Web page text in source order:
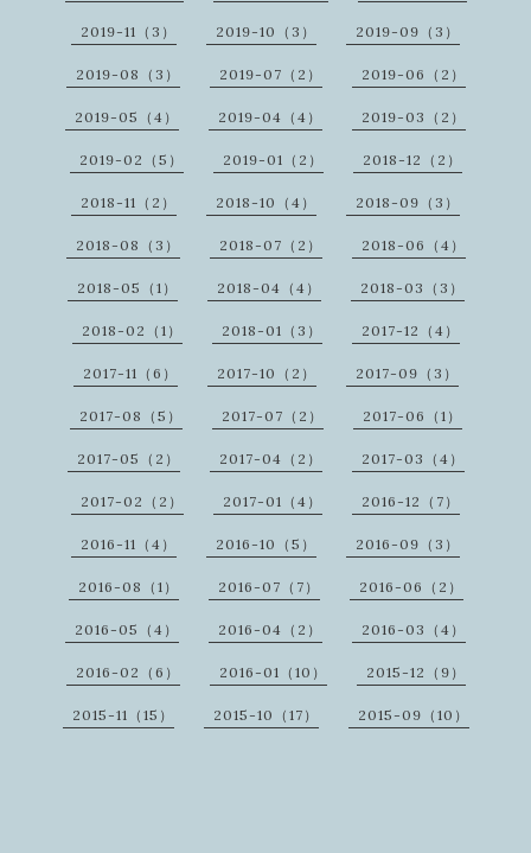
2019-11（3） 2019-10（3） 2019-09（3）
2019-08（3） 2019-07（2） 2019-06（2）
2019-05（4） 2019-04（4） 2019-03（2）
2019-02（5） 2019-01（2） 2018-12（2）
2018-11（2） 2018-10（4） 2018-09（3）
2018-08（3） 2018-07（2） 2018-06（4）
2018-05（1） 2018-04（4） 2018-03（3）
2018-02（1） 2018-01（3） 2017-12（4）
2017-11（6） 2017-10（2） 2017-09（3）
2017-08（5） 2017-07（2） 2017-06（1）
2017-05（2） 2017-04（2） 2017-03（4）
2017-02（2） 2017-01（4） 2016-12（7）
2016-11（4） 2016-10（5） 2016-09（3）
2016-08（1） 2016-07（7） 2016-06（2）
2016-05（4） 2016-04（2） 2016-03（4）
2016-02（6） 2016-01（10） 2015-12（9）
2015-11（15） 2015-10（17） 2015-09（10）